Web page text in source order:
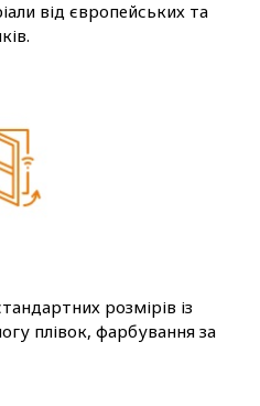
від європейських та
розмірів із
плівок, фарбування за